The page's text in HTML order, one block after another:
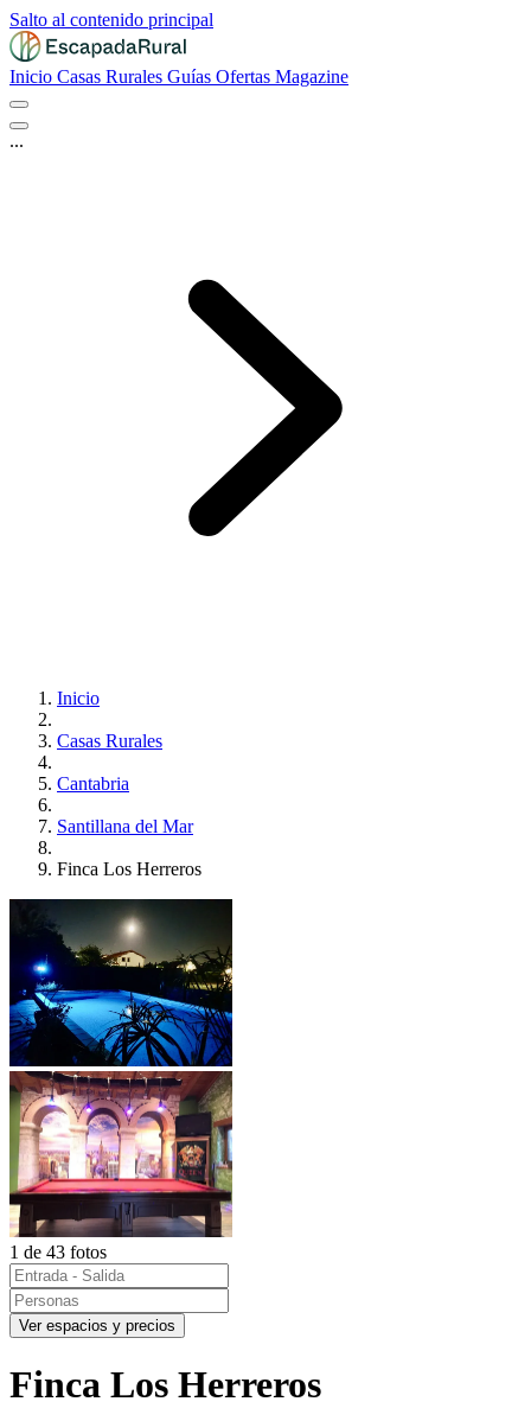
Salto al contenido principal
Inicio Casas Rurales Guías Ofertas Magazine
...
Inicio
Casas Rurales
Cantabria
Santillana del Mar
Finca Los Herreros
1 de 43 fotos
Ver espacios y precios
Finca Los Herreros